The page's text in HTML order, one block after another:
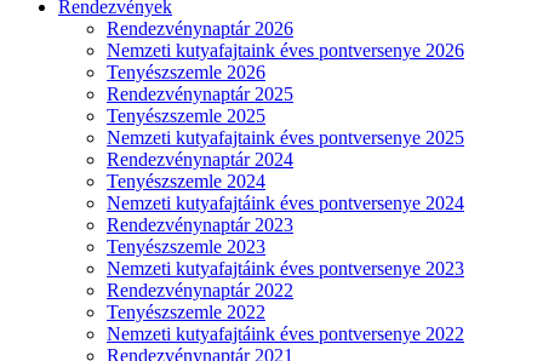
Rendezvények
Rendezvénynaptár 2026
Nemzeti kutyafajtaink éves pontversenye 2026
Tenyészszemle 2026
Rendezvénynaptár 2025
Tenyészszemle 2025
Nemzeti kutyafajtaink éves pontversenye 2025
Rendezvénynaptár 2024
Tenyészszemle 2024
Nemzeti kutyafajtáink éves pontversenye 2024
Rendezvénynaptár 2023
Tenyészszemle 2023
Nemzeti kutyafajtáink éves pontversenye 2023
Rendezvénynaptár 2022
Tenyészszemle 2022
Nemzeti kutyafajtáink éves pontversenye 2022
Rendezvénynaptár 2021